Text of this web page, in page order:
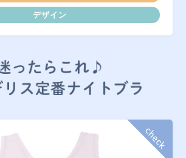
デザイン